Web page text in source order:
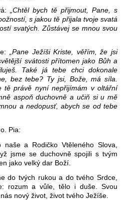
„Chtěl bych tě přijmout, Pane, s
s jakou tě přijala tvoje svatá
svatých. Zůstávej se mnou svou
„Pane Ježíši Kriste, věřím, že jsi
svátosti přítomen jako Bůh a
Také já tebe chci dokonale
bez tebe? Ty jsi, Bože, má síla.
tě právě nyní nepřijímám v oltářní
aspoň duchovně a učiň si u mě
a nedopusť, abych se od tebe
Pia:
naše a Rodičko Vtěleného Slova,
jsme se duchovně spojili s tvým
jako velký dar Boží.
do tvých rukou a do tvého Srdce,
rozum a vůle, tělo i duše. Svou
nový život, život tvého Ježíše.